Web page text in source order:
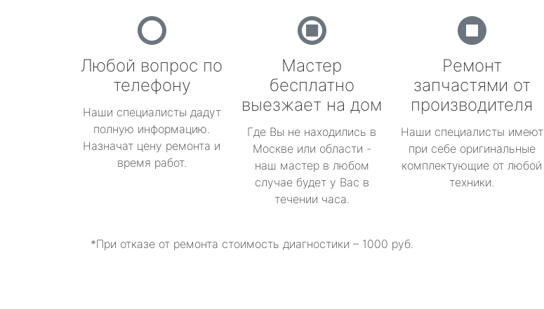
Любой вопрос по
телефону
Наши специалисты дадут
полную информацию.
Назначат цену ремонта и
время работ.
Мастер
бесплатно
выезжает на дом
Где Вы не находились в
Москве или области -
наш мастер в любом
случае будет у Вас в
течении часа.
Ремонт
запчастями от
производителя
Наши специалисты имеют
при себе оригинальные
комплектующие от любой
техники.
*При отказе от ремонта стоимость диагностики – 1000 руб.